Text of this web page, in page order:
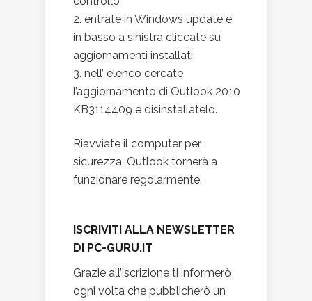
entrate in Windows update e
in basso a sinistra cliccate su
aggiornamenti installati;
nell’ elenco cercate
l’aggiornamento di Outlook 2010
KB3114409 e disinstallatelo.
Riavviate il computer per
sicurezza, Outlook tornerà a
funzionare regolarmente.
ISCRIVITI ALLA NEWSLETTER
DI PC-GURU.IT
Grazie all’iscrizione ti informerò
ogni volta che pubblicherò un